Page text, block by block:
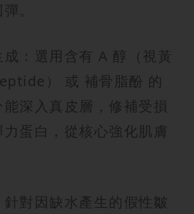
。
：選用含有 A 醇（視黃
） 或 補骨脂酚 的
深入真皮層，修補受損
蛋白，從核心強化肌膚
對因缺水產生的假性皺